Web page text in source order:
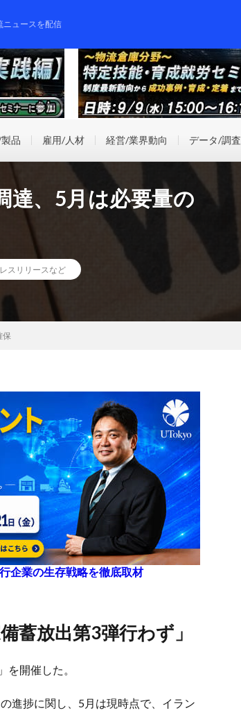
ニュースを配信
品 雇用/人材 経営/業界動向 データ/調査
達、5月は必要量の
スリリースなど
保
企業の生存戦略を徹底取材
蓄放出第3弾行わず」
開催した。
進捗に関し、5月は現時点で、イラン